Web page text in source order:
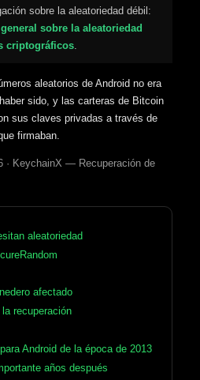
sobre la aleatoriedad débil:
sobre la aleatoriedad
criptográficos.
aleatorios de Android no era
sido, y las carteras de Bitcoin
sus claves privadas a través de
firmaban.
· KeychainX — Recuperación de
aleatoriedad
afectado
recuperación
Android de la época de 2013
años después